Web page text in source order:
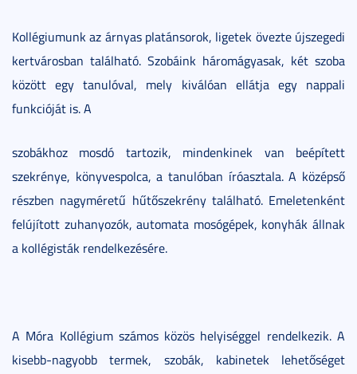
Kollégiumunk az árnyas platánsorok, ligetek övezte újszegedi
kertvárosban található. Szobáink háromágyasak, két szoba
között egy tanulóval, mely kiválóan ellátja egy nappali
funkcióját is. A
szobákhoz mosdó tartozik, mindenkinek van beépített
szekrénye, könyvespolca, a tanulóban íróasztala. A középső
részben nagyméretű hűtőszekrény található. Emeletenként
felújított zuhanyozók, automata mosógépek, konyhák állnak
a kollégisták rendelkezésére.
A Móra Kollégium számos közös helyiséggel rendelkezik. A
kisebb-nagyobb termek, szobák, kabinetek lehetőséget